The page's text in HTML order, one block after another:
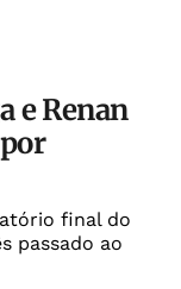
e Renan
final do
passado ao